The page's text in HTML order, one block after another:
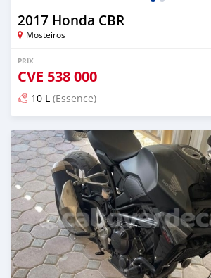
2017 Honda CBR
Mosteiros
PRIX
CVE 538 000
10 L (Essence)
Publié il y a presque 2 ans